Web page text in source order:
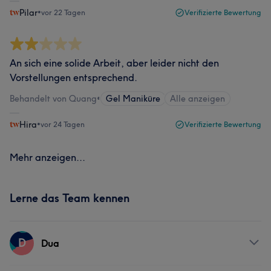
Pilar•vor 22 Tagen Verifizierte Bewertung
An sich eine solide Arbeit, aber leider nicht den
Vorstellungen entsprechend.
Behandelt von Quang• Gel Maniküre Alle anzeigen
Hira•vor 24 Tagen Verifizierte Bewertung
Mehr anzeigen...
Lerne das Team kennen
D Dua